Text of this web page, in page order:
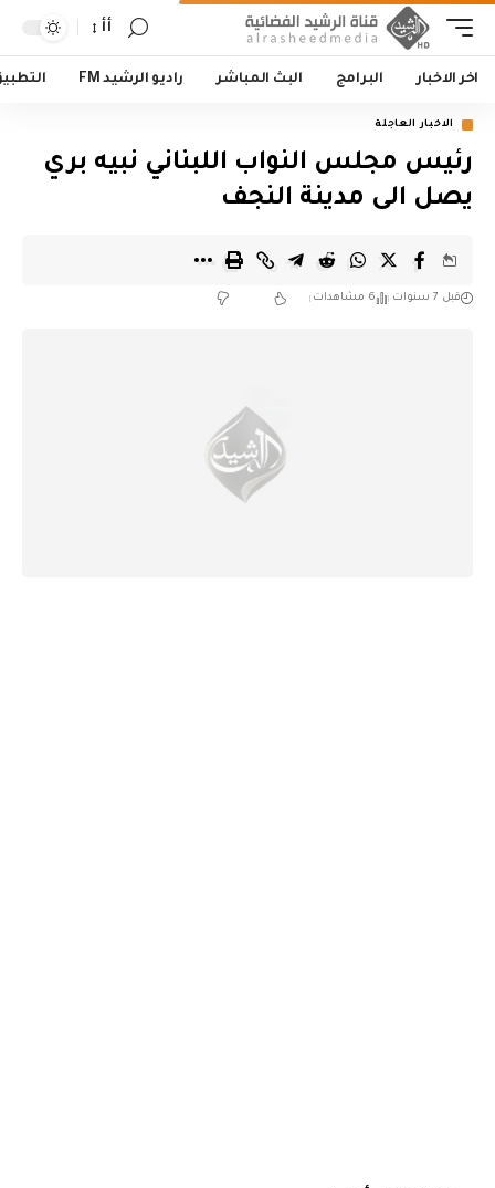
أأ
اخر الاخبار البرامج البث المباشر راديو الرشيد FM
الاخبار العاجلة
رئيس مجلس النواب اللبناني نبيه بري
يصل الى مدينة النجف
قبل 7 سنوات 6 مشاهدات